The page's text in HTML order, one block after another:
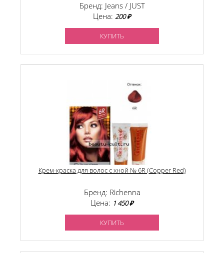
Бренд: Jeans / JUST
Цена: 200 ₽
КУПИТЬ
Крем-краска для волос с хной № 6R (Copper Red)
Бренд: Richenna
Цена: 1 450 ₽
КУПИТЬ